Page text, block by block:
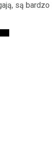
są bardzo